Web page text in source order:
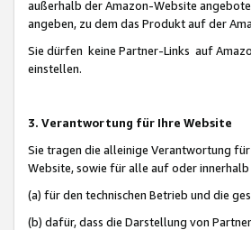
außerhalb der Amazon-Website
angeben, zu dem das Produkt auf der
Sie dürfen keine Partner-Links auf
einstellen.
3. Verantwortung für Ihre Website
Sie tragen die alleinige Verantwortung
Website, sowie für alle auf oder
(a) für den technischen Betrieb und die
(b) dafür, dass die Darstellung von